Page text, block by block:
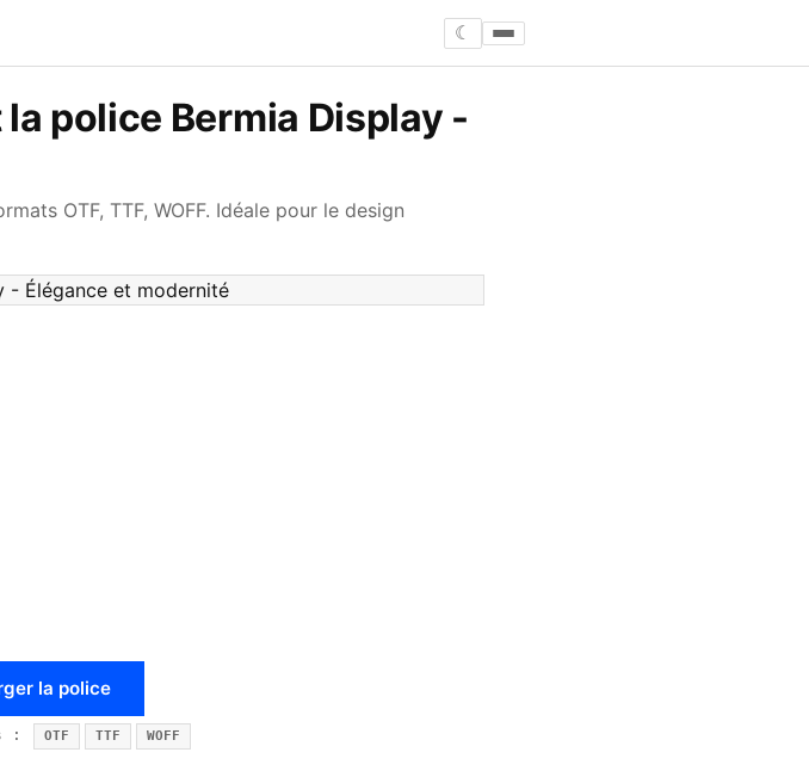
☾
police Bermia Display -
OTF, TTF, WOFF. Idéale pour le design
la police
: OTF TTF WOFF